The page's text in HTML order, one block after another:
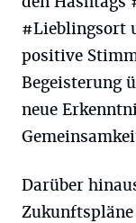
#Lieblingsort
positive
Begeisterung
neue
Darüber
Zukunftspläne